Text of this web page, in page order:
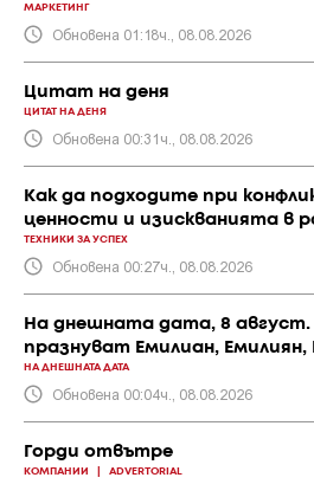
МАРКЕТИНГ
Обновена 01:18ч., 08.08.2026
Цитат на деня
ЦИТАТ НА ДЕНЯ
Обновена 00:31ч., 08.08.2026
Как да подходите при
ценности и изискванията в
ТЕХНИКИ ЗА УСПЕХ
Обновена 00:27ч., 08.08.2026
На днешната дата, 8 август.
празнуват Емилиан, Емилиян,
НА ДНЕШНАТА ДАТА
Обновена 00:04ч., 08.08.2026
Горди отвътре
КОМПАНИИ ADVERTORIAL